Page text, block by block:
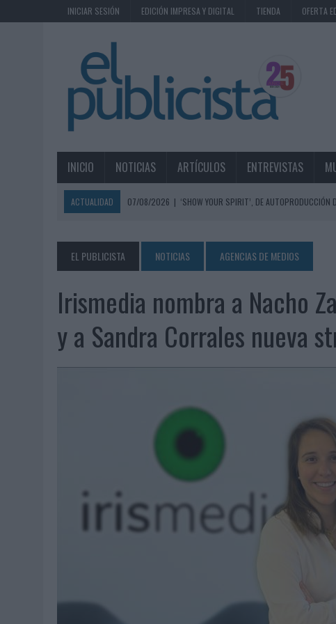
INICIAR SESIÓN EDICIÓN IMPRESA Y DIGITAL TIENDA OFERTA
INICIO NOTICIAS ARTÍCULOS ENTREVISTAS
ACTUALIDAD 07/08/2026 | ‘SHOW YOUR SPIRIT’, DE AUTOPRODUCCIÓN
07/08/2026 | MG SPIRIT RELANZA SU MARCA CON UNA ESTRATEGIA 360º
07/08/2026
PATRÓN CONVIERTE EL NUEVO SINGLE DE ARÓN PIPER EN UNA
07/08/2026
EL VERANO PONE A PRUEBA LA ESTRATEGIA DIGITAL DE LAS
07/08/2026
VUELING CONVIERTE LOS RECUERDOS EN SOUVENIRS CON IA
SIETE DE CADA DIEZ EMPRESAS ESPAÑOLAS NO INTEGRAN LA
LA TELEVISIÓN SIGUE LIDERANDO EL CONSUMO DE MEDIOS
EL USO DE LA IA GENERATIVA ALCANZA YA AL 62% DE LOS
SYSTEM1 NOMBRA A KIMBERLY BASTONI COMO NUEVA
06/08/2026 |
FRIGO Y UNIQLO LANZAN UNA COLECCIÓN PERSONALIZABLE
LA IA ESTÁ SUBIENDO EL LISTÓN DE LA CREATIVIDAD
BEON WORLDWIDE LANZA RAÍZ URBANA PARA TRANSFORMAR
FABRA COMUNICACIÓN INCORPORA A CASONÁ Y ASUME LA
LOPESAN HOTELS & RESORTS ACERCA EL PARAÍSO CANARIO
05/08/2026
LUIS ARQUILLOS (BURGO DE ARIAS): “LA CONSTRUCCIÓN DE
EL PUBLICISTA NOTICIAS AGENCIAS DE MEDIOS
Irismedia nombra a Nacho
y a Sandra Corrales nueva